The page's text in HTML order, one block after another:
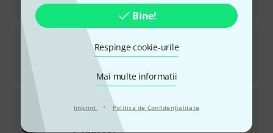
Bine!
Respinge cookie-urile
Mai multe informatii
Imprint · Politica de Confidenţialitate
6.990lei
Desview
în stoc
1.790 lei
Director Mini